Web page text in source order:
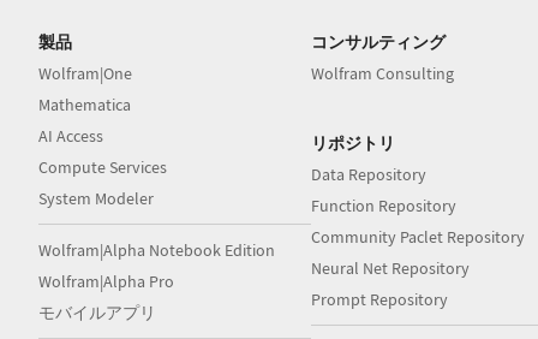
製品
Wolfram|One
Mathematica
AI Access
Compute Services
System Modeler
Wolfram|Alpha Notebook Edition
Wolfram|Alpha Pro
モバイルアプリ
コンサルティング
Wolfram Consulting
リポジトリ
Data Repository
Function Repository
Community Paclet Repository
Neural Net Repository
Prompt Repository